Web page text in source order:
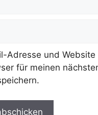
Adresse und Website
für meinen